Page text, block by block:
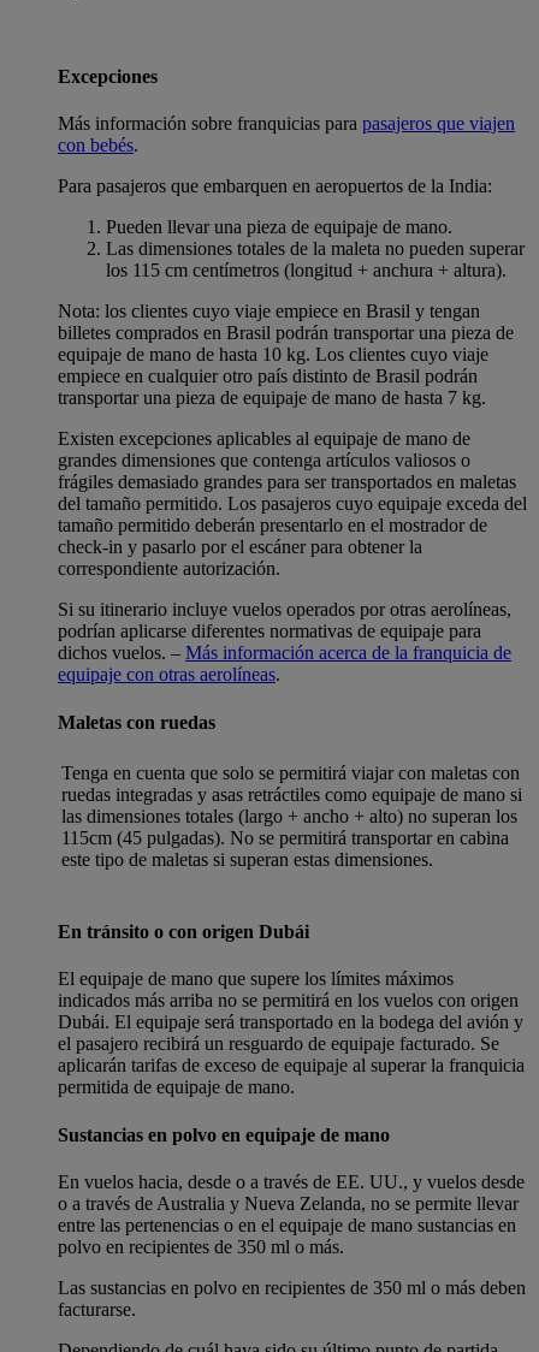
Excepciones
Más información sobre franquicias para pasajeros que viajen
con bebés.
Para pasajeros que embarquen en aeropuertos de la India:
Pueden llevar una pieza de equipaje de mano.
Las dimensiones totales de la maleta no pueden superar
los 115 cm centímetros (longitud + anchura + altura).
Nota: los clientes cuyo viaje empiece en Brasil y tengan
billetes comprados en Brasil podrán transportar una pieza de
equipaje de mano de hasta 10 kg. Los clientes cuyo viaje
empiece en cualquier otro país distinto de Brasil podrán
transportar una pieza de equipaje de mano de hasta 7 kg.
Existen excepciones aplicables al equipaje de mano de
grandes dimensiones que contenga artículos valiosos o
frágiles demasiado grandes para ser transportados en maletas
del tamaño permitido. Los pasajeros cuyo equipaje exceda del
tamaño permitido deberán presentarlo en el mostrador de
check-in y pasarlo por el escáner para obtener la
correspondiente autorización.
Si su itinerario incluye vuelos operados por otras aerolíneas,
podrían aplicarse diferentes normativas de equipaje para
dichos vuelos. – Más información acerca de la franquicia de
equipaje con otras aerolíneas.
Maletas con ruedas
Tenga en cuenta que solo se permitirá viajar con maletas con
ruedas integradas y asas retráctiles como equipaje de mano si
las dimensiones totales (largo + ancho + alto) no superan los
115cm (45 pulgadas). No se permitirá transportar en cabina
este tipo de maletas si superan estas dimensiones.
En tránsito o con origen Dubái
El equipaje de mano que supere los límites máximos
indicados más arriba no se permitirá en los vuelos con origen
Dubái. El equipaje será transportado en la bodega del avión y
el pasajero recibirá un resguardo de equipaje facturado. Se
aplicarán tarifas de exceso de equipaje al superar la franquicia
permitida de equipaje de mano.
Sustancias en polvo en equipaje de mano
En vuelos hacia, desde o a través de EE. UU., y vuelos desde
o a través de Australia y Nueva Zelanda, no se permite llevar
entre las pertenencias o en el equipaje de mano sustancias en
polvo en recipientes de 350 ml o más.
Las sustancias en polvo en recipientes de 350 ml o más deben
facturarse.